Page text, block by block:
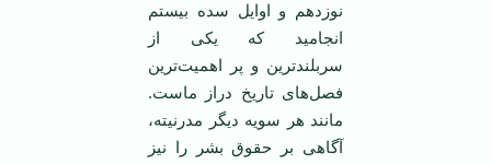
نوزدهم و اوایل سده بیستم
انجامید که یکی از
سربلند‌ترین و پر اهمیت‌ترین
فصل‌های تاریخ دراز ماست.
مانند هر سویه دیگر مدرنیته،
آگاهی بر حقوق بشر را نیز